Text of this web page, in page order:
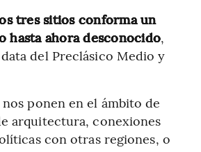
tres sitios conforma un
hasta ahora desconocido,
del Preclásico Medio y
nos ponen en el ámbito de
arquitectura, conexiones
con otras regiones, o